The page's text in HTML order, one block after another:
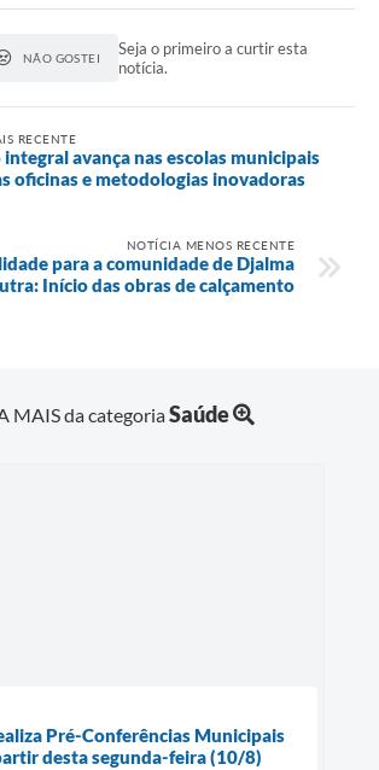
NÃO GOSTEI
Seja o primeiro a curtir esta
notícia.
RECENTE
integral avança nas escolas municipais
oficinas e metodologias inovadoras
NOTÍCIA MENOS RECENTE
para a comunidade de Djalma
Início das obras de calçamento
MAIS da categoriaSaúde
Pré-Conferências Municipais
desta segunda-feira (10/8)